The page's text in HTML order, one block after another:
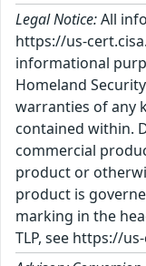
Legal Notice:All
https://us-
informational
Homeland
warranties of any
contained within.
commercial
product or
product is
marking in the
TLP, see https://